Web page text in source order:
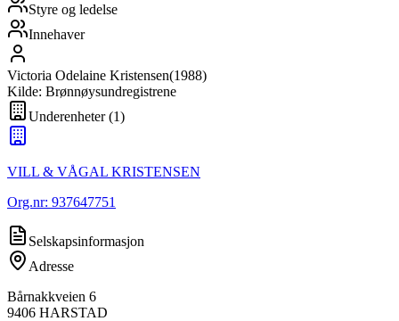
Styre og ledelse
Innehaver
Victoria Odelaine Kristensen(1988)
Kilde: Brønnøysundregistrene
Underenheter(1)
VILL & VÅGAL KRISTENSEN
Org.nr: 937647751
Selskapsinformasjon
Adresse
Bårnakkveien 6
9406 HARSTAD